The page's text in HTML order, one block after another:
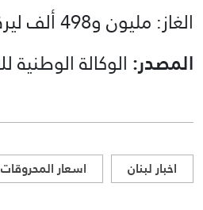
الغاز: مليون و498 ألف ليرة
المصدر: الوكالة الوطنية
اخبار لبنان اسعار المحروقات